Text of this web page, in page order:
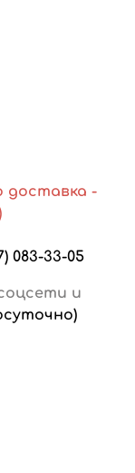
доставка -
083-33-05
и